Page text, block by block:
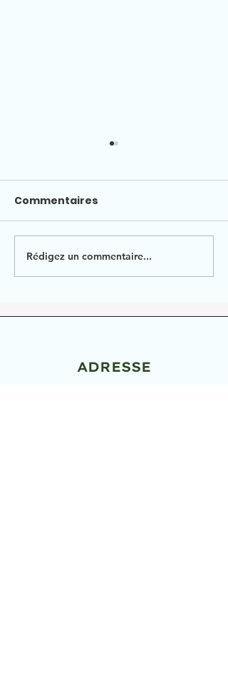
Plan communal de
sauvegarde
Commentaires
Rédigez un commentaire...
ADRESSE